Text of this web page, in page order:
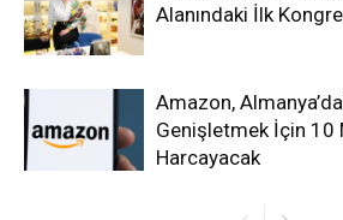
Alanındaki İlk
Amazon,
Genişletmek İçin 10
Harcayacak